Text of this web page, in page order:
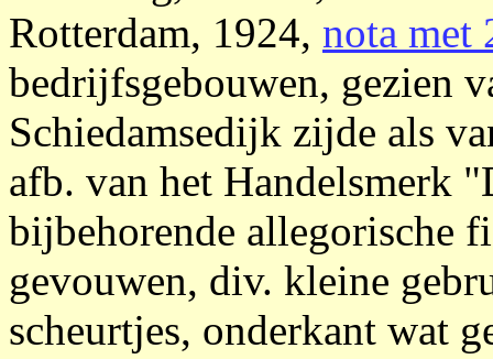
Rotterdam, 1924, nota met
bedrijfsgebouwen, gezien
Schiedamsedijk zijde als
afb. van het Handelsmerk
bijbehorende allegorische
gevouwen, div. kleine
scheurtjes, onderkant wat